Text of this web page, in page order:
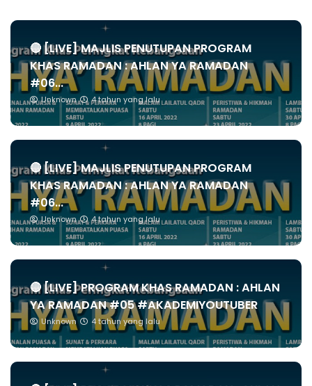
🔴 [LIVE] MAJLIS PENUTUPAN PROGRAM
KHAS RAMADAN : AHLAN YA RAMADAN
#06...
Unknown 4 tahun yang lalu
🔴 [LIVE] MAJLIS PENUTUPAN PROGRAM
KHAS RAMADAN : AHLAN YA RAMADAN
#06...
Unknown 4 tahun yang lalu
🔴 [LIVE] PROGRAM KHAS RAMADAN : AHLAN
YA RAMADAN #05 #AKADEMIYOUTUBER
Unknown 4 tahun yang lalu